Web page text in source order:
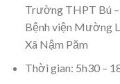
Trường THPT Bú
Bệnh viện Mường
Xã Nậm Păm
Thời gian: 5h30 –